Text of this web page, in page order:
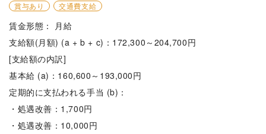
賞与あり 交通費支給
賃金形態： 月給
支給額(月額) (a + b + c)：172,300～204,700円
[支給額の内訳]
基本給 (a)：160,600～193,000円
定期的に支払われる手当 (b)：
・処遇改善：1,700円
・処遇改善：10,000円